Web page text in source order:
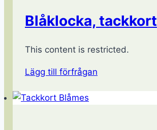
Blåklocka, tackkort
This content is restricted.
Lägg till förfrågan